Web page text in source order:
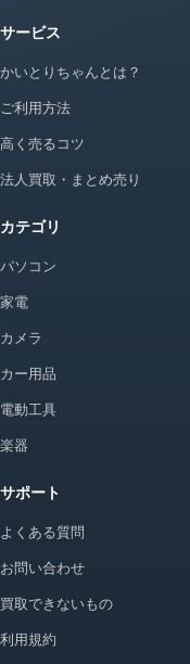
サービス
かいとりちゃんとは？
ご利用方法
高く売るコツ
法人買取・まとめ売り
カテゴリ
パソコン
家電
カメラ
カー用品
電動工具
楽器
サポート
よくある質問
お問い合わせ
買取できないもの
利用規約